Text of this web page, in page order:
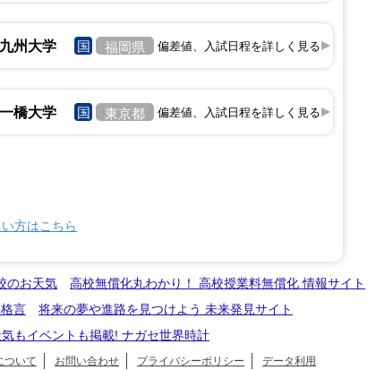
九州大学 国 福岡県 偏差値、入試日程を詳しく見る
一橋大学 国 東京都 偏差値、入試日程を詳しく見る
方はこちら
のお天気
高校無償化丸わかり！ 高校授業料無償化 情報サイト
言
将来の夢や進路を見つけよう 未来発見サイト
もイベントも掲載! ナガセ世界時計
ついて お問い合わせ プライバシーポリシー データ利用